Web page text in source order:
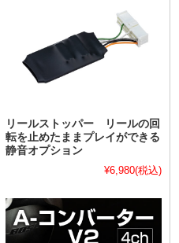
リールストッパー リールの回
転を止めたままプレイができる
静音オプション
¥6,980(税込)